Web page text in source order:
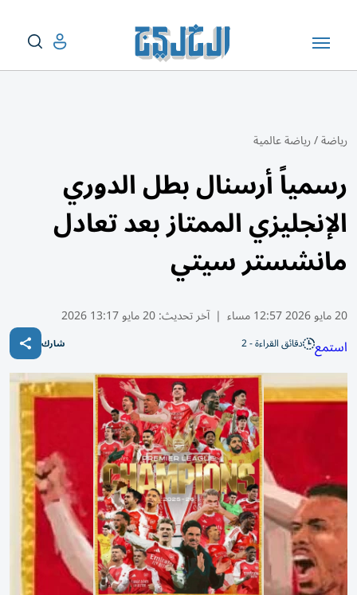
رياضة/رياضة عالمية
رسمياً أرسنال بطل الدوري
الإنجليزي الممتاز بعد تعادل
مانشستر سيتي
20 مايو 2026 12:57 مساء | آخر تحديث:20 مايو 13:17 2026
استمع دقائق القراءة - 2 شارك